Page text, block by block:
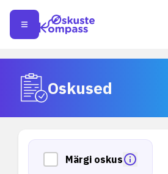
Oskused
Märgi oskus